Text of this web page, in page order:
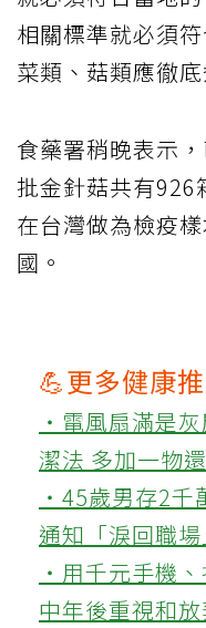
相關標準就必須
菜類、菇類應徹底
食藥署稍晚表示
批金針菇共有926
在台灣做為檢疫
國。
💪更多健康
‧電風扇滿是
潔法 多加一物
‧45歲男存2千
通知「淚回職
‧用千元手機
中年後重視和